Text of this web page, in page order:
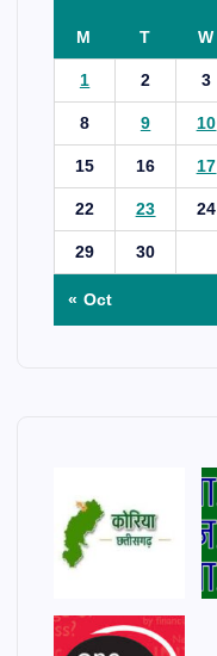
M T W
1 2 3
8 9 10
15 16 17
22 23 24
29 30
« Oct